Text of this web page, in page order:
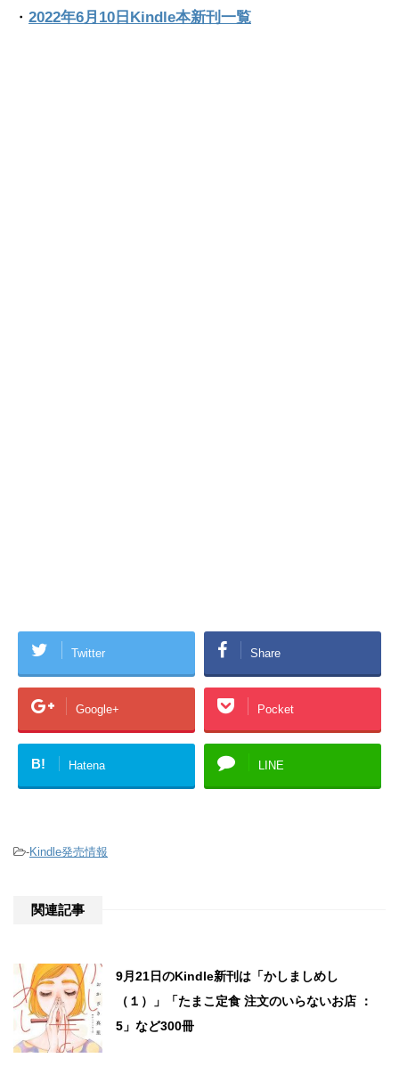
・ 2022年6月10日Kindle本新刊一覧
Twitter Share
Google+ Pocket
B! Hatena LINE
-Kindle発売情報
関連記事
9月21日のKindle新刊は「かしましめし
（１）」「たまこ定食 注文のいらないお店 ：
5」など300冊